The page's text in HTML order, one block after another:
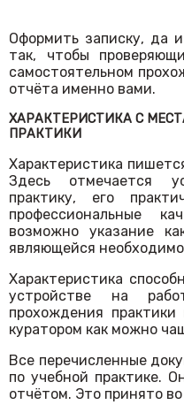
Оформить записку, да
так, чтобы
самостоятельном
отчёта именно вами.
ХАРАКТЕРИСТИКА С
ПРАКТИКИ
Характеристика
Здесь отмечается
практику, его
профессиональные
возможно указание
являющейся
Характеристика
устройстве на
прохождения
куратором как можно
Все перечисленные
по учебной практике.
отчётом. Это принято во